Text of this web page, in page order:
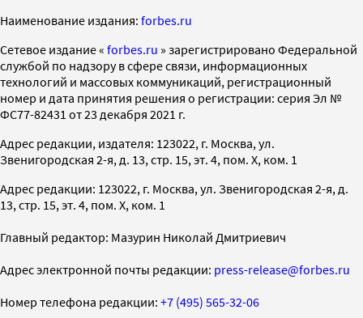
Наименование издания: forbes.ru
Cетевое издание « forbes.ru » зарегистрировано Федеральной
службой по надзору в сфере связи, информационных
технологий и массовых коммуникаций, регистрационный
номер и дата принятия решения о регистрации: серия Эл №
ФС77-82431 от 23 декабря 2021 г.
Адрес редакции, издателя: 123022, г. Москва, ул.
Звенигородская 2-я, д. 13, стр. 15, эт. 4, пом. X, ком. 1
Адрес редакции: 123022, г. Москва, ул. Звенигородская 2-я, д.
13, стр. 15, эт. 4, пом. X, ком. 1
Главный редактор: Мазурин Николай Дмитриевич
Адрес электронной почты редакции: press-release@forbes.ru
Номер телефона редакции: +7 (495) 565-32-06